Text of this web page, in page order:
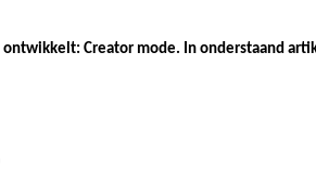
Creator mode. In onderstaand